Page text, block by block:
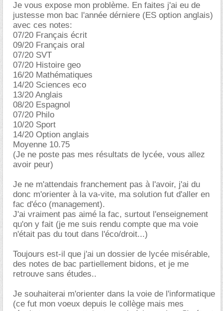
Je vous expose mon problème. En faites j'ai eu de
justesse mon bac l'année dérniere (ES option anglais)
avec ces notes:
07/20 Français écrit
09/20 Français oral
07/20 SVT
07/20 Histoire geo
16/20 Mathématiques
14/20 Sciences eco
13/20 Anglais
08/20 Espagnol
07/20 Philo
10/20 Sport
14/20 Option anglais
Moyenne 10.75
(Je ne poste pas mes résultats de lycée, vous allez
avoir peur)
Je ne m'attendais franchement pas à l'avoir, j'ai du
donc m'orienter à la va-vite, ma solution fut d'aller en
fac d'éco (management).
J'ai vraiment pas aimé la fac, surtout l'enseignement
qu'on y fait (je me suis rendu compte que ma voie
n'était pas du tout dans l'éco/droit...)
Toujours est-il que j'ai un dossier de lycée misérable,
des notes de bac partiellement bidons, et je me
retrouve sans études..
Je souhaiterai m'orienter dans la voie de l'informatique
(ce fut mon voeux depuis le collège mais mes